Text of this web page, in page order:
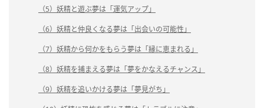
（5）妖精と遊ぶ夢は「運気アップ」
（6）妖精と仲良くなる夢は「出会いの可能性」
（7）妖精から何かをもらう夢は「縁に恵まれる」
（8）妖精を捕まえる夢は「夢をかなえるチャンス」
（9）妖精を追いかける夢は「夢見がち」